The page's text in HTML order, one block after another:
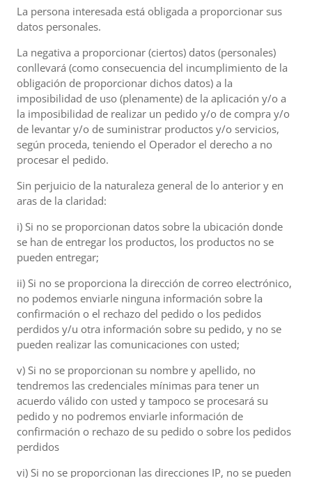
La persona interesada está obligada a proporcionar sus
datos personales.
La negativa a proporcionar (ciertos) datos (personales)
conllevará (como consecuencia del incumplimiento de la
obligación de proporcionar dichos datos) a la
imposibilidad de uso (plenamente) de la aplicación y/o a
la imposibilidad de realizar un pedido y/o de compra y/o
de levantar y/o de suministrar productos y/o servicios,
según proceda, teniendo el Operador el derecho a no
procesar el pedido.
Sin perjuicio de la naturaleza general de lo anterior y en
aras de la claridad:
i) Si no se proporcionan datos sobre la ubicación donde
se han de entregar los productos, los productos no se
pueden entregar;
ii) Si no se proporciona la dirección de correo electrónico,
no podemos enviarle ninguna información sobre la
confirmación o el rechazo del pedido o los pedidos
perdidos y/u otra información sobre su pedido, y no se
pueden realizar las comunicaciones con usted;
v) Si no se proporcionan su nombre y apellido, no
tendremos las credenciales mínimas para tener un
acuerdo válido con usted y tampoco se procesará su
pedido y no podremos enviarle información de
confirmación o rechazo de su pedido o sobre los pedidos
perdidos
vi) Si no se proporcionan las direcciones IP, no se pueden